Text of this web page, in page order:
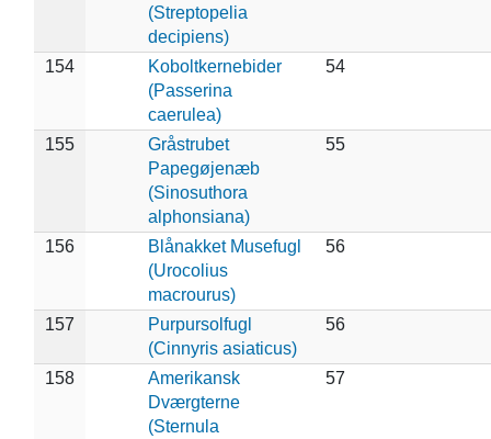
(Streptopelia
decipiens)
154
Koboltkernebider
(Passerina
caerulea)
54
155
Gråstrubet
Papegøjenæb
(Sinosuthora
alphonsiana)
55
156
Blånakket Musefugl
(Urocolius
macrourus)
56
157
Purpursolfugl
(Cinnyris asiaticus)
56
158
Amerikansk
Dværgterne
(Sternula
57